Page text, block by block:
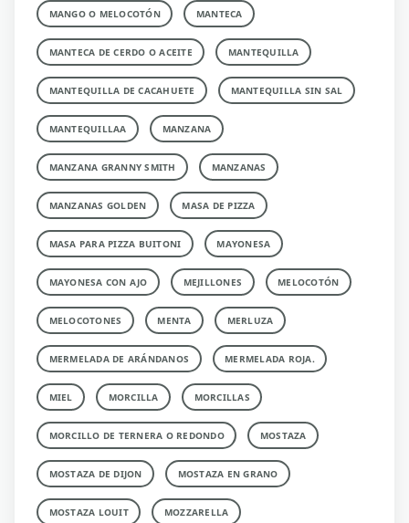
MANGO O MELOCOTÓN MANTECA
MANTECA DE CERDO O ACEITE MANTEQUILLA
MANTEQUILLA DE CACAHUETE MANTEQUILLA SIN SAL
MANTEQUILLAA MANZANA
MANZANA GRANNY SMITH MANZANAS
MANZANAS GOLDEN MASA DE PIZZA
MASA PARA PIZZA BUITONI MAYONESA
MAYONESA CON AJO MEJILLONES MELOCOTÓN
MELOCOTONES MENTA MERLUZA
MERMELADA DE ARÁNDANOS MERMELADA ROJA.
MIEL MORCILLA MORCILLAS
MORCILLO DE TERNERA O REDONDO MOSTAZA
MOSTAZA DE DIJON MOSTAZA EN GRANO
MOSTAZA LOUIT MOZZARELLA